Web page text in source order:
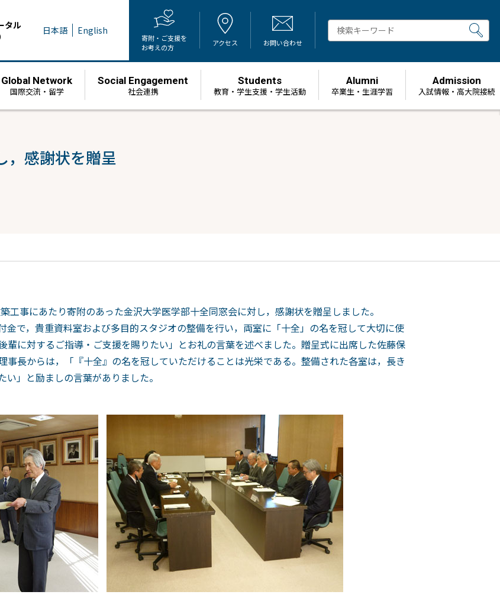
タル 日本語 English
寄附・ご支援を
お考えの方
アクセス お問い合わせ
Global Network
国際交流・留学
Social Engagement
社会連携
Students
教育・学生支援・学生活動
Alumni
卒業生・生涯学習
Admission
⼊試情報・高大院接続
，感謝状を贈呈
工事にあたり寄附のあった金沢大学医学部十全同窓会に対し，感謝状を贈呈しました。
金で，貴重資料室および多目的スタジオの整備を行い，両室に「十全」の名を冠して大切に使
輩に対するご指導・ご支援を賜りたい」とお礼の言葉を述べました。贈呈式に出席した佐藤保
長からは，「『十全』の名を冠していただけることは光栄である。整備された各室は，長き
」と励ましの言葉がありました。